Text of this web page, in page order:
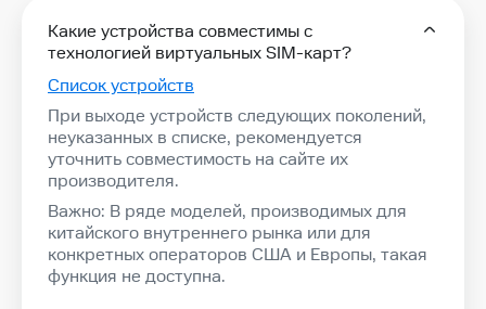
Какие устройства совместимы с
технологией виртуальных SIM-карт?
Список устройств
При выходе устройств следующих поколений,
неуказанных в списке, рекомендуется
уточнить совместимость на сайте их
производителя.
Важно: В ряде моделей, производимых для
китайского внутреннего рынка или для
конкретных операторов США и Европы, такая
функция не доступна.